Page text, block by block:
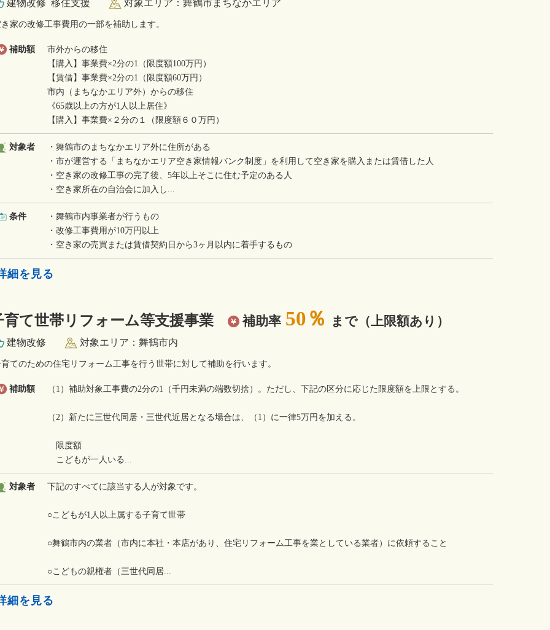
建物改修 移住支援 対象エリア：舞鶴市まちなかエリア
家の改修工事費用の一部を補助します。
補助額
市外からの移住
【購入】事業費×2分の1（限度額100万円）
【賃借】事業費×2分の1（限度額60万円）
市内（まちなかエリア外）からの移住
《65歳以上の方が1人以上居住》
【購入】事業費×２分の１（限度額６０万円）
対象者
・舞鶴市のまちなかエリア外に住所がある
・市が運営する「まちなかエリア空き家情報バンク制度」を利用して空き家を購入または賃借した人
・空き家の改修工事の完了後、5年以上そこに住む予定のある人
・空き家所在の自治会に加入し...
条件
・舞鶴市内事業者が行うもの
・改修工事費用が10万円以上
・空き家の売買または賃借契約日から3ヶ月以内に着手するもの
細を見る
育て世帯リフォーム等支援事業 補助率 50％ まで（上限額あり）
建物改修 対象エリア：舞鶴市内
てのための住宅リフォーム工事を行う世帯に対して補助を行います。
補助額 （1）補助対象工事費の2分の1（千円未満の端数切捨）。ただし、下記の区分に応じた限度額を上限とする。
（2）新たに三世代同居・三世代近居となる場合は、（1）に一律5万円を加える。
限度額
こどもが一人いる...
対象者 下記のすべてに該当する人が対象です。
○こどもが1人以上属する子育て世帯
○舞鶴市内の業者（市内に本社・本店があり、住宅リフォーム工事を業としている業者）に依頼すること
○こどもの親権者（三世代同居...
細を見る